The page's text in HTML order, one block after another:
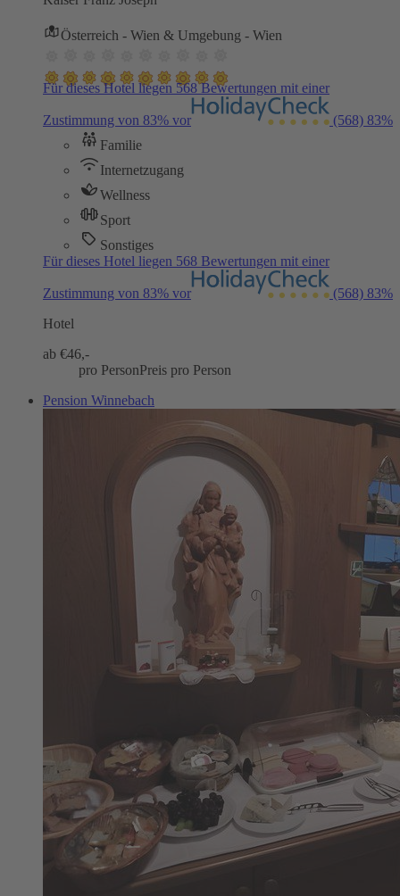
Österreich - Wien & Umgebung - Wien
Für dieses Hotel liegen 568 Bewertungen mit einer
Zustimmung von 83% vor (568) 83%
Familie
Internetzugang
Wellness
Sport
Sonstiges
Für dieses Hotel liegen 568 Bewertungen mit einer
Zustimmung von 83% vor (568) 83%
Hotel
ab €46,-
pro PersonPreis pro Person
Pension Winnebach